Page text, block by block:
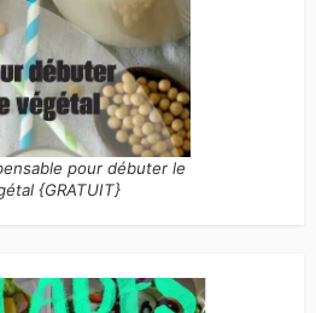
pour débuter le
{GRATUIT}